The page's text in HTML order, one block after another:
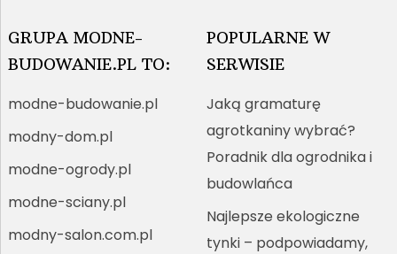
GRUPA MODNE-
BUDOWANIE.PL TO:
modne-budowanie.pl
modny-dom.pl
modne-ogrody.pl
modne-sciany.pl
modny-salon.com.pl
POPULARNE W
SERWISIE
Jaką gramaturę
agrotkaniny wybrać?
Poradnik dla ogrodnika i
budowlańca
Najlepsze ekologiczne
tynki – podpowiadamy,